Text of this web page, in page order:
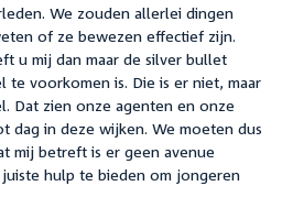
We zouden allerlei dingen
of ze bewezen effectief zijn.
u mij dan maar de silver bullet
te voorkomen is. Die is er niet, maar
Dat zien onze agenten en onze
dag in deze wijken. We moeten dus
mij betreft is er geen avenue
hulp te bieden om jongeren